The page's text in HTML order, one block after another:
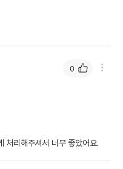
처리해주셔서 너무 좋았어요.
0